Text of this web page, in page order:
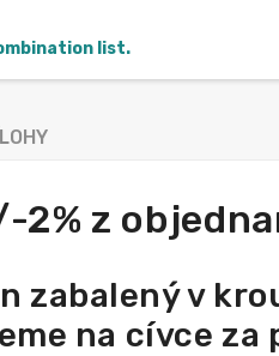
list.
2% z
zabalený v
na cívce za